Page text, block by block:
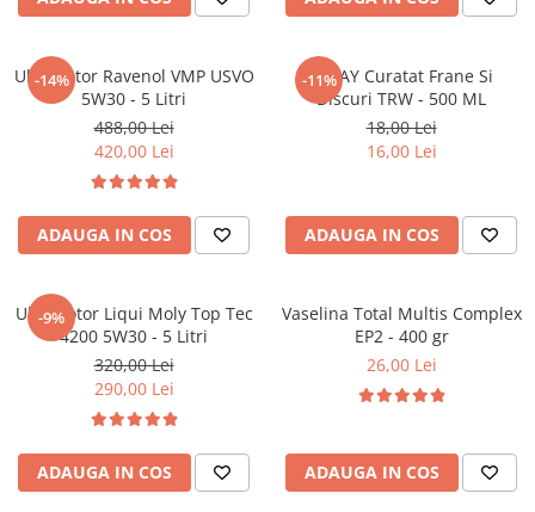
Intretinere moto
Intretinere barci
Recipiente si pulverizatoare
Genti si accesorii
■ Accesorii filtre
■ Filtre aer
■ Filtre combustibil
■ Filtre habitaclu
■ Filtre hidraulice
■ Filtre uscator
-14%
Ulei motor Ravenol VMP USVO
5W30 - 5 Litri
488,00 Lei
420,00 Lei
ADAUGA IN COS
-11%
SPRAY Curatat Frane Si
Discuri TRW - 500 ML
18,00 Lei
16,00 Lei
ADAUGA IN COS
-9%
Ulei motor Liqui Moly Top Tec
4200 5W30 - 5 Litri
320,00 Lei
290,00 Lei
ADAUGA IN COS
Vaselina Total Multis Complex
EP2 - 400 gr
26,00 Lei
ADAUGA IN COS